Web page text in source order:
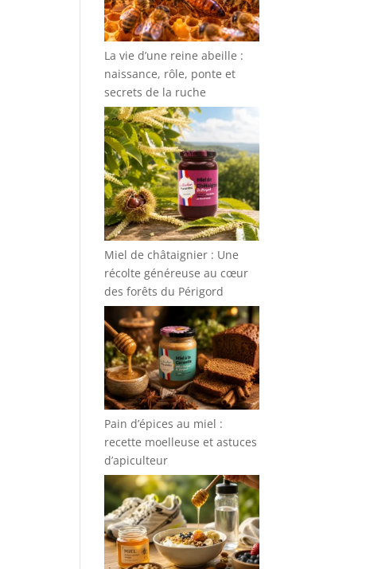
La vie d’une reine abeille :
naissance, rôle, ponte et
secrets de la ruche
Miel de châtaignier : Une
récolte généreuse au cœur
des forêts du Périgord
Pain d’épices au miel :
recette moelleuse et astuces
d’apiculteur